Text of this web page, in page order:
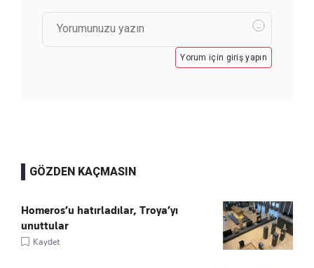
Yorum için giriş yapın
GÖZDEN KAÇMASIN
Homeros’u hatırladılar, Troya’yı
unuttular
Kaydet